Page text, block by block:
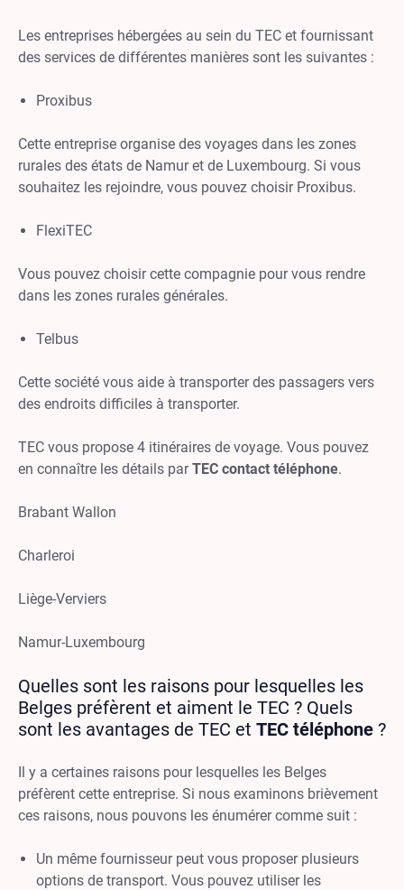
Les entreprises hébergées au sein du TEC et fournissant
des services de différentes manières sont les suivantes :
Proxibus
Cette entreprise organise des voyages dans les zones
rurales des états de Namur et de Luxembourg. Si vous
souhaitez les rejoindre, vous pouvez choisir Proxibus.
FlexiTEC
Vous pouvez choisir cette compagnie pour vous rendre
dans les zones rurales générales.
Telbus
Cette société vous aide à transporter des passagers vers
des endroits difficiles à transporter.
TEC vous propose 4 itinéraires de voyage. Vous pouvez
en connaître les détails parTEC contact téléphone.
Brabant Wallon
Charleroi
Liège-Verviers
Namur-Luxembourg
Quelles sont les raisons pour lesquelles les
Belges préfèrent et aiment le TEC ? Quels
sont les avantages de TEC et TEC téléphone ?
Il y a certaines raisons pour lesquelles les Belges
préfèrent cette entreprise. Si nous examinons brièvement
ces raisons, nous pouvons les énumérer comme suit :
Un même fournisseur peut vous proposer plusieurs
options de transport. Vous pouvez utiliser les